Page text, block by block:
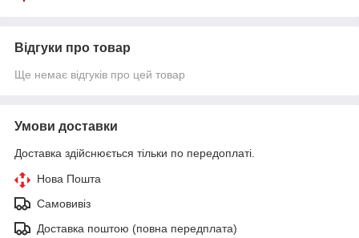
Відгуки про товар
Ще немає відгуків про цей товар
Умови доставки
Доставка здійснюється тільки по передоплаті.
Нова Пошта
Самовивіз
Доставка поштою (повна передплата)